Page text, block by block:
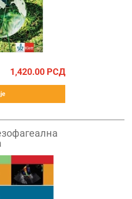
1,420.00 РСД